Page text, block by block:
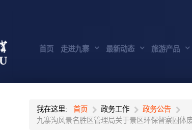
首页 走进九寨 最新动态 旅游产品
我在这里: 首页 政务工作
政务公告
九寨沟风景名胜区管理局关于景区环保督察固体